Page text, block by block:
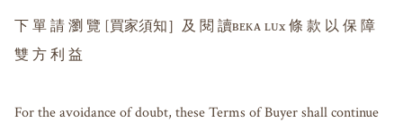
下 單 請 瀏 覽 [買家須知］及 閱 讀ʙᴇᴋᴀ ʟᴜx 條 款 以 保 障
雙 方 利 益
For the avoidance of doubt, these Terms of Buyer shall continue